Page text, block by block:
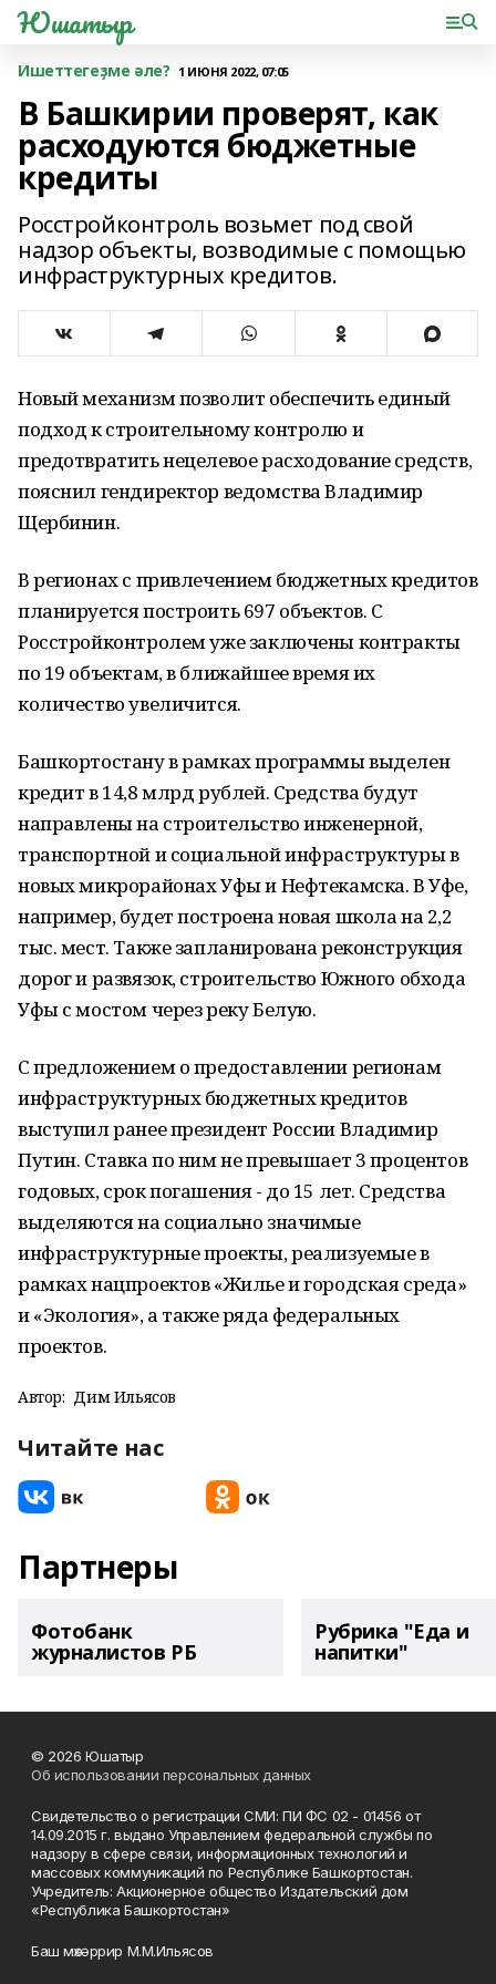
Юшатыр
Ишеттегеҙме әле? 1 ИЮНЯ 2022, 07:05
В Башкирии проверят, как
расходуются бюджетные
кредиты
Росстройконтроль возьмет под свой
надзор объекты, возводимые с помощью
инфраструктурных кредитов.
Новый механизм позволит обеспечить единый
подход к строительному контролю и
предотвратить нецелевое расходование средств,
пояснил гендиректор ведомства Владимир
Щербинин.
В регионах с привлечением бюджетных кредитов
планируется построить 697 объектов. С
Росстройконтролем уже заключены контракты
по 19 объектам, в ближайшее время их
количество увеличится.
Башкортостану в рамках программы выделен
кредит в 14,8 млрд рублей. Средства будут
направлены на строительство инженерной,
транспортной и социальной инфраструктуры в
новых микрорайонах Уфы и Нефтекамска. В Уфе,
например, будет построена новая школа на 2,2
тыс. мест. Также запланирована реконструкция
дорог и развязок, строительство Южного обхода
Уфы с мостом через реку Белую.
С предложением о предоставлении регионам
инфраструктурных бюджетных кредитов
выступил ранее президент России Владимир
Путин. Ставка по ним не превышает 3 процентов
годовых, срок погашения - до 15 лет. Средства
выделяются на социально значимые
инфраструктурные проекты, реализуемые в
рамках нацпроектов «Жилье и городская среда»
и «Экология», а также ряда федеральных
проектов.
Автор: Дим Ильясов
Читайте нас
Партнеры
Фотобанк
журналистов РБ
Рубрика "Еда и
напитки"
© 2026 Юшатыр
Об использовании персональных данных
Свидетельство о регистрации СМИ: ПИ ФС 02 - 01456 от
14.09.2015 г. выдано Управлением федеральной службы по
надзору в сфере связи, информационных технологий и
массовых коммуникаций по Республике Башкортостан.
Учредитель: Акционерное общество Издательский дом
«Республика Башкортостан»
Баш мөхәррир М.М.Ильясов